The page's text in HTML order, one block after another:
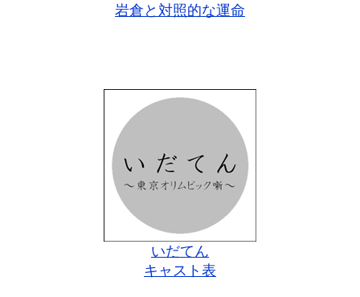
岩倉と対照的な運命
いだてん
キャスト表